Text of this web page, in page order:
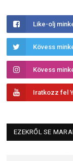
Like-olj
Kövess
Kövess
Iratkozz fel
EZEKRŐL SE